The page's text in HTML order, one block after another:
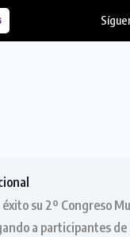
su 2º Congreso
a participantes de